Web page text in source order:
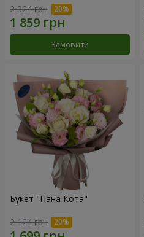
2 324 грн
Замовити
Букет "Пана Кота"
2 124 грн